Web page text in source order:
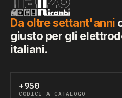
Da oltre settant'anni
giusto per gli
italiani.
+950
CODICI A CATALOGO